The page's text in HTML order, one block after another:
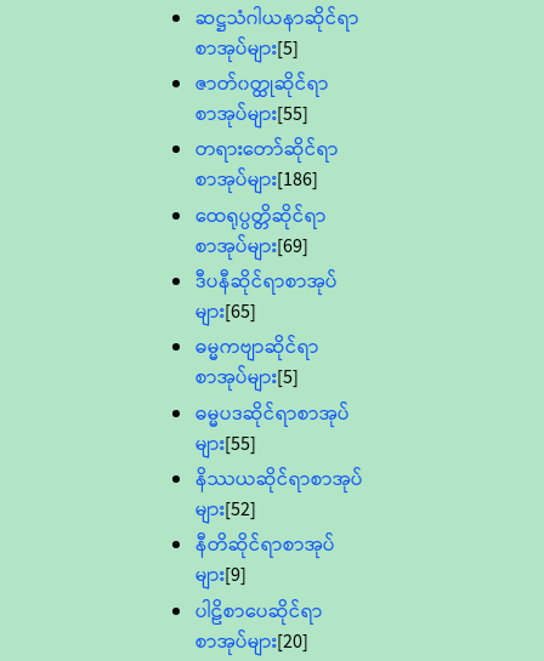
ဆဋ္ဌသံဂါယနာဆိုင်ရာ
စာအုပ်များ[5]
ဇာတ်၀တ္ထုဆိုင်ရာ
စာအုပ်များ[55]
တရားတော်ဆိုင်ရာ
စာအုပ်များ[186]
ထေရုပ္ပတ္တိဆိုင်ရာ
စာအုပ်များ[69]
ဒီပနီဆိုင်ရာစာအုပ်
များ[65]
ဓမ္မကဗျာဆိုင်ရာ
စာအုပ်များ[5]
ဓမ္မပဒဆိုင်ရာစာအုပ်
များ[55]
နိဿယဆိုင်ရာစာအုပ်
များ[52]
နီတိဆိုင်ရာစာအုပ်
များ[9]
ပါဠိစာပေဆိုင်ရာ
စာအုပ်များ[20]